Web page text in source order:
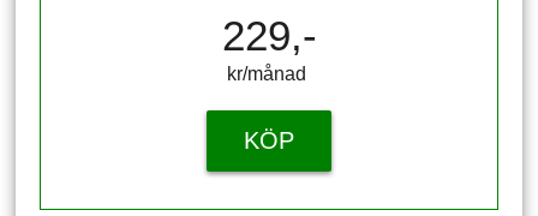
229,-
kr/månad ​​​​​​
KÖP